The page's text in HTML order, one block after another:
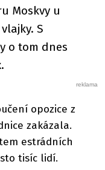
Moskvy u
S
o tom dnes
opozice z
zakázala.
estrádních
tisíc lidí.